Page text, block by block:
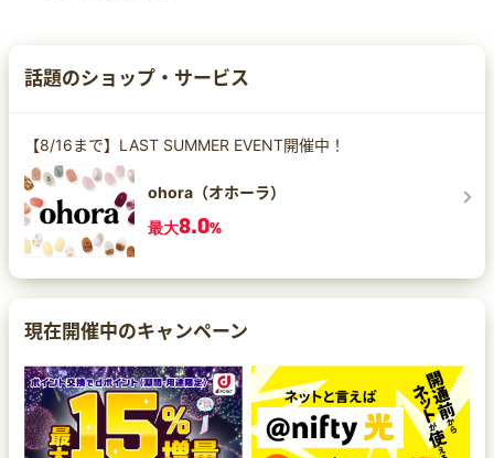
話題のショップ・サービス
【8/16まで】LAST SUMMER EVENT開催中！
ohora（オホーラ）
最大8.0%
現在開催中のキャンペーン